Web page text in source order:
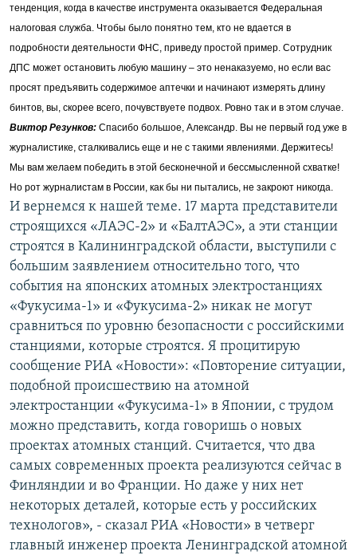
тенденция, когда в качестве инструмента оказывается Федеральная
налоговая служба. Чтобы было понятно тем, кто не вдается в
подробности деятельности ФНС, приведу простой пример. Сотрудник
ДПС может остановить любую машину – это ненаказуемо, но если вас
просят предъявить содержимое аптечки и начинают измерять длину
бинтов, вы, скорее всего, почувствуете подвох. Ровно так и в этом случае.
Виктор Резунков: Спасибо большое, Александр. Вы не первый год уже в
журналистике, сталкивались еще и не с такими явлениями. Держитесь!
Мы вам желаем победить в этой бесконечной и бессмысленной схватке!
Но рот журналистам в России, как бы ни пытались, не закроют никогда.
И вернемся к нашей теме. 17 марта представители
строящихся «ЛАЭС-2» и «БалтАЭС», а эти станции
строятся в Калининградской области, выступили с
большим заявлением относительно того, что
события на японских атомных электростанциях
«Фукусима-1» и «Фукусима-2» никак не могут
сравниться по уровню безопасности с российскими
станциями, которые строятся. Я процитирую
сообщение РИА «Новости»: «Повторение ситуации,
подобной происшествию на атомной
электростанции «Фукусима-1» в Японии, с трудом
можно представить, когда говоришь о новых
проектах атомных станций. Считается, что два
самых современных проекта реализуются сейчас в
Финляндии и во Франции. Но даже у них нет
некоторых деталей, которые есть у российских
технологов», - сказал РИА «Новости» в четверг
главный инженер проекта Ленинградской атомной